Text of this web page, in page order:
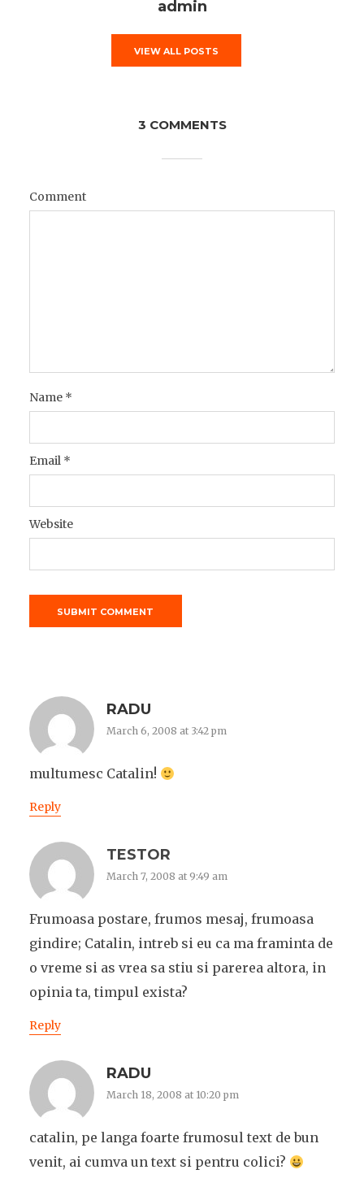
admin
VIEW ALL POSTS
3 COMMENTS
Comment
Name *
Email *
Website
RADU
March 6, 2008 at 3:42 pm
multumesc Catalin!
Reply
TESTOR
March 7, 2008 at 9:49 am
Frumoasa postare, frumos mesaj, frumoasa
gindire; Catalin, intreb si eu ca ma framinta de
o vreme si as vrea sa stiu si parerea altora, in
opinia ta, timpul exista?
Reply
RADU
March 18, 2008 at 10:20 pm
catalin, pe langa foarte frumosul text de bun
venit, ai cumva un text si pentru colici?